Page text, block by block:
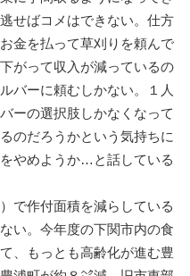
せばコメはできない。仕方
金を払って草刈りを頼んで
がって収入が減っているの
バーに頼むしかない。１人
ーの選択肢しかなくなって
のだろうかという気持ちに
やめようか…と話している
で作付面積を減らしている
い。今年度の下関市内の食
、もっとも高齢化が進む豊